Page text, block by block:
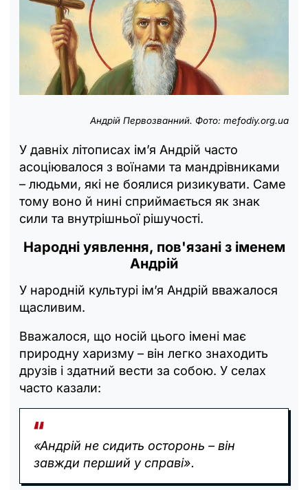
Андрій Первозванний. Фото: mefodiy.org.ua
У давніх літописах ім’я Андрій часто
асоціювалося з воїнами та мандрівниками
– людьми, які не боялися ризикувати. Саме
тому воно й нині сприймається як знак
сили та внутрішньої рішучості.
Народні уявлення, пов'язані з іменем
Андрій
У народній культурі ім’я Андрій вважалося
щасливим.
Вважалося, що носій цього імені має
природну харизму – він легко знаходить
друзів і здатний вести за собою. У селах
часто казали:
«Андрій не сидить осторонь – він
завжди перший у справі».